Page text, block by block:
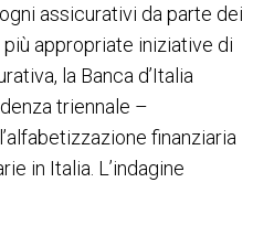
assicurativi da parte dei
appropriate iniziative di
la Banca d’Italia
triennale –
finanziaria
in Italia. L’indagine